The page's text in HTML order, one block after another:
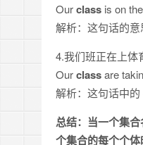
Ourclass is on
解析：这句话的意
4.我们班正在上体
Ourclassare
解析：这句话中的
总结：当一个集
个集合的每个个